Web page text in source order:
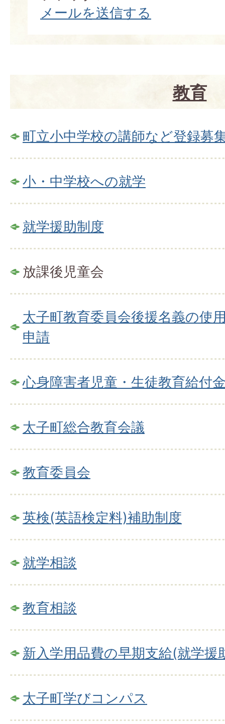
メールを送信する
教育
町立小中学校の講師など登録募
小・中学校への就学
就学援助制度
放課後児童会
太子町教育委員会後援名義の使
申請
心身障害者児童・生徒教育給付
太子町総合教育会議
教育委員会
英検(英語検定料)補助制度
就学相談
教育相談
新入学用品費の早期支給(就学援
太子町学びコンパス